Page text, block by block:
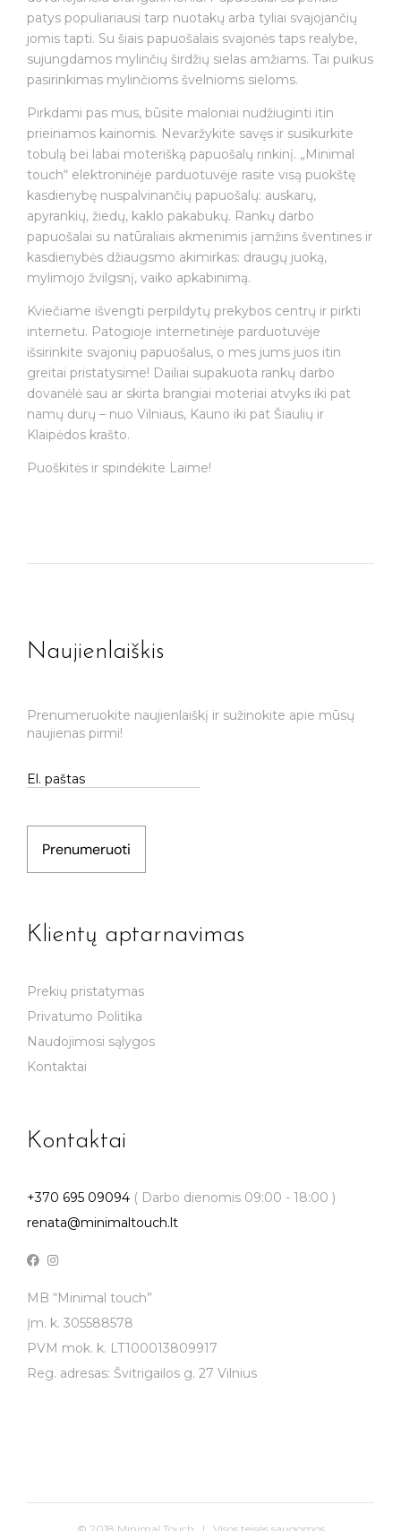
patys populiariausi tarp nuotakų arba tyliai svajojančių
jomis tapti. Su šiais papuošalais svajonės taps realybe,
sujungdamos mylinčių širdžių sielas amžiams. Tai puikus
pasirinkimas mylinčioms švelnioms sieloms.
Pirkdami pas mus, būsite maloniai nudžiuginti itin
prieinamos kainomis. Nevaržykite savęs ir susikurkite
tobulą bei labai moterišką papuošalų rinkinį. „Minimal
touch“ elektroninėje parduotuvėje rasite visą puokštę
kasdienybę nuspalvinančių papuošalų: auskarų,
apyrankių, žiedų, kaklo pakabukų. Rankų darbo
papuošalai su natūraliais akmenimis įamžins šventines ir
kasdienybės džiaugsmo akimirkas: draugų juoką,
mylimojo žvilgsnį, vaiko apkabinimą.
Kviečiame išvengti perpildytų prekybos centrų ir pirkti
internetu. Patogioje internetinėje parduotuvėje
išsirinkite svajonių papuošalus, o mes jums juos itin
greitai pristatysime! Dailiai supakuota rankų darbo
dovanėlė sau ar skirta brangiai moteriai atvyks iki pat
namų durų – nuo Vilniaus, Kauno iki pat Šiaulių ir
Klaipėdos krašto.
Puoškitės ir spindėkite Laime!
Naujienlaiškis
Prenumeruokite naujienlaiškį ir sužinokite apie mūsų
naujienas pirmi!
Prenumeruoti
Klientų aptarnavimas
Prekių pristatymas
Privatumo Politika
Naudojimosi sąlygos
Kontaktai
Kontaktai
+370 695 09094 ( Darbo dienomis 09:00 - 18:00 )
renata@minimaltouch.lt
MB “Minimal touch”
Įm. k. 305588578
PVM mok. k. LT100013809917
Reg. adresas: Švitrigailos g. 27 Vilnius